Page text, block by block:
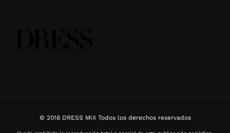
© 2018 DRESS MIX Todos los derechos reservados